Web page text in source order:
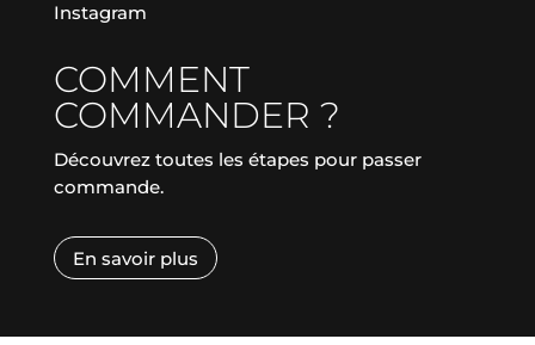
Instagram
COMMENT
COMMANDER ?
Découvrez toutes les étapes pour passer
commande.
En savoir plus